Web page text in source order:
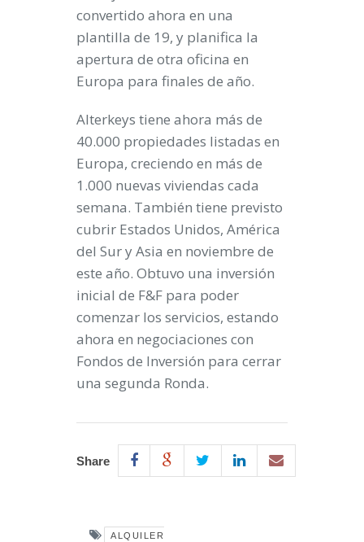
convertido ahora en una
plantilla de 19, y planifica la
apertura de otra oficina en
Europa para finales de año.
Alterkeys tiene ahora más de
40.000 propiedades listadas en
Europa, creciendo en más de
1.000 nuevas viviendas cada
semana. También tiene previsto
cubrir Estados Unidos, América
del Sur y Asia en noviembre de
este año. Obtuvo una inversión
inicial de F&F para poder
comenzar los servicios, estando
ahora en negociaciones con
Fondos de Inversión para cerrar
una segunda Ronda.
Share
ALQUILER